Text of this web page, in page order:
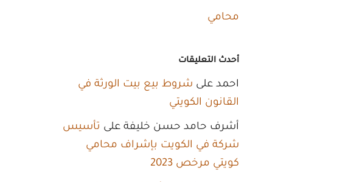
محامي
أحدث التعليقات
احمد على شروط بيع بيت الورثة في
القانون الكويتي
أشرف حامد حسن خليفة على تأسيس
شركة في الكويت بإشراف محامي
كويتي مرخص 2023